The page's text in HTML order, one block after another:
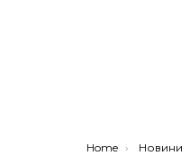
You are here:
Home Новини